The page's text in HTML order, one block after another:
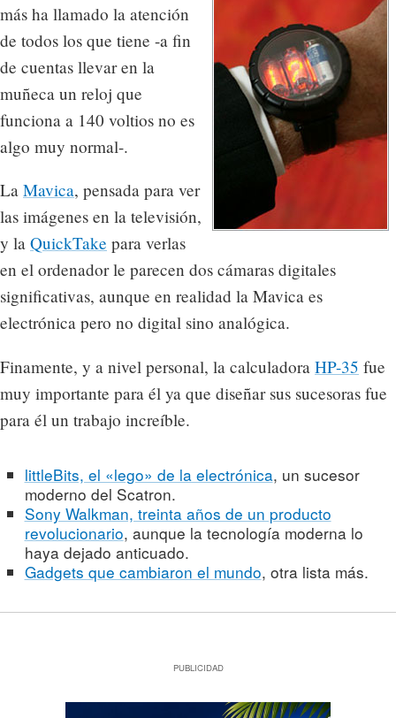
más ha llamado la atención
de todos los que tiene -a fin
de cuentas llevar en la
muñeca un reloj que
funciona a 140 voltios no es
algo muy normal-.
La Mavica, pensada para ver
las imágenes en la televisión,
y la QuickTake para verlas
en el ordenador le parecen dos cámaras digitales
significativas, aunque en realidad la Mavica es
electrónica pero no digital sino analógica.
Finamente, y a nivel personal, la calculadora HP-35 fue
muy importante para él ya que diseñar sus sucesoras fue
para él un trabajo increíble.
littleBits, el «lego» de la electrónica, un sucesor
moderno del Scatron.
Sony Walkman, treinta años de un producto
revolucionario, aunque la tecnología moderna lo
haya dejado anticuado.
Gadgets que cambiaron el mundo, otra lista más.
PUBLICIDAD